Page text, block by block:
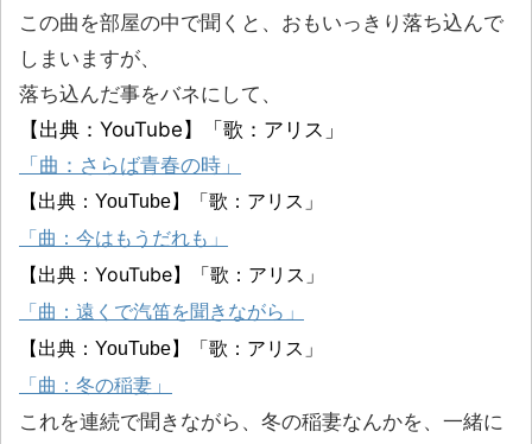
この曲を部屋の中で聞くと、おもいっきり落ち込んで
しまいますが、
落ち込んだ事をバネにして、
【出典：YouTube】「歌：アリス」
「曲：さらば青春の時」
【出典：YouTube】「歌：アリス」
「曲：今はもうだれも」
【出典：YouTube】「歌：アリス」
「曲：遠くで汽笛を聞きながら」
【出典：YouTube】「歌：アリス」
「曲：冬の稲妻 」
これを連続で聞きながら、冬の稲妻なんかを、一緒に